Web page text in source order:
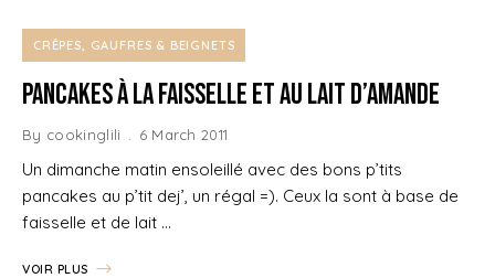
CRÊPES, GAUFRES & BEIGNETS
Pancakes à la Faisselle et au lait d’amande
By cookinglili 6 March 2011
Un dimanche matin ensoleillé avec des bons p’tits
pancakes au p’tit dej’, un régal =). Ceux la sont à base de
faisselle et de lait …
VOIR PLUS